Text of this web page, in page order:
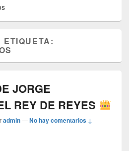
JORGE
REY DE REYES
admin—No hay comentarios ↓